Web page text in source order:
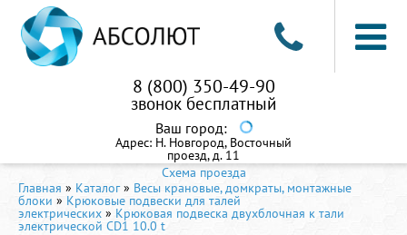
8 (800) 350-49-90
звонок бесплатный
Ваш город:
Адрес: Н. Новгород, Восточный
проезд, д. 11
Схема проезда
Главная » Каталог» Весы крановые, домкраты, монтажные
блоки » Крюковые подвески для талей
электрических » Крюковая подвеска двухблочная к тали
электрической CD1 10.0 t